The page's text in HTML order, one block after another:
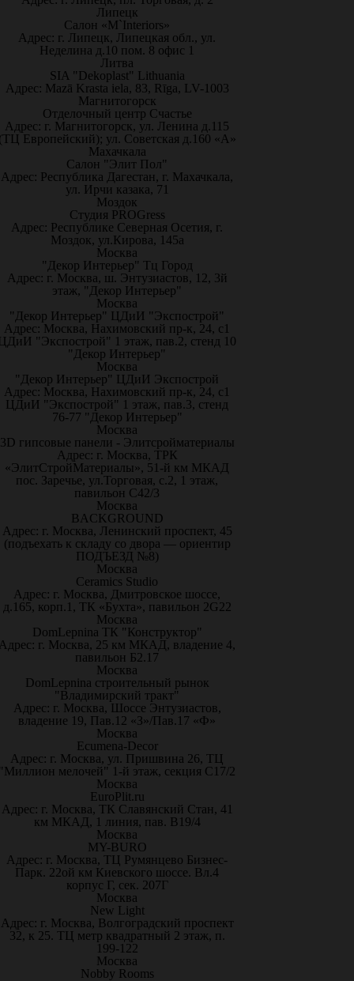
Липецк
Салон «M`Interiors»
Адрес: г. Липецк, Липецкая обл., ул.
Неделина д.10 пом. 8 офис 1
Литва
SIA "Dekoplast" Lithuania
Адрес: Mazā Krasta iela, 83, Rīga, LV-1003
Магнитогорск
Отделочный центр Счастье
Адрес: г. Магнитогорск, ул. Ленина д.115
Европейский); ул. Советская д.160 «А»
Махачкала
Салон "Элит Пол"
Адрес: Республика Дагестан, г. Махачкала,
ул. Ирчи казака, 71
Моздок
Студия PROGress
Адрес: Республике Северная Осетия, г.
Моздок, ул.Кирова, 145а
Москва
"Декор Интерьер" Тц Город
Адрес: г. Москва, ш. Энтузиастов, 12, 3й
этаж, "Декор Интерьер"
Москва
"Декор Интерьер" ЦДиИ "Экспострой"
Адрес: Москва, Нахимовский пр-к, 24, с1
"Экспострой" 1 этаж, пав.2, стенд 10
"Декор Интерьер"
Москва
"Декор Интерьер" ЦДиИ Экспострой
Адрес: Москва, Нахимовский пр-к, 24, с1
ЦДиИ "Экспострой" 1 этаж, пав.3, стенд
76-77 "Декор Интерьер"
Москва
3D гипсовые панели - Элитсройматериалы
Адрес: г. Москва, ТРК
«ЭлитСтройМатериалы», 51-й км МКАД
пос. Заречье, ул.Торговая, с.2, 1 этаж,
павильон С42/3
Москва
BACKGROUND
Адрес: г. Москва, Ленинский проспект, 45
(подъехать к складу со двора — ориентир
ПОДЪЕЗД №8)
Москва
Ceramics Studio
Адрес: г. Москва, Дмитровское шоссе,
д.165, корп.1, ТК «Бухта», павильон 2G22
Москва
DomLepnina ТК "Конструктор"
г. Москва, 25 км МКАД, владение 4,
павильон Б2.17
Москва
DomLepnina строительный рынок
"Владимирский тракт"
Адрес: г. Москва, Шоссе Энтузиастов,
владение 19, Пав.12 «З»/Пав.17 «Ф»
Москва
Ecumena-Decor
Адрес: г. Москва, ул. Пришвина 26, ТЦ
мелочей" 1-й этаж, секция С17/2
Москва
EuroPlit.ru
Адрес: г. Москва, ТК Славянский Стан, 41
км МКАД, 1 линия, пав. В19/4
Москва
MY-BURO
Адрес: г. Москва, ТЦ Румянцево Бизнес-
Парк. 22ой км Киевского шоссе. Вл.4
корпус Г, сек. 207Г
Москва
New Light
Адрес: г. Москва, Волгоградский проспект
32, к 25. ТЦ метр квадратный 2 этаж, п.
199-122
Москва
Nobby Rooms